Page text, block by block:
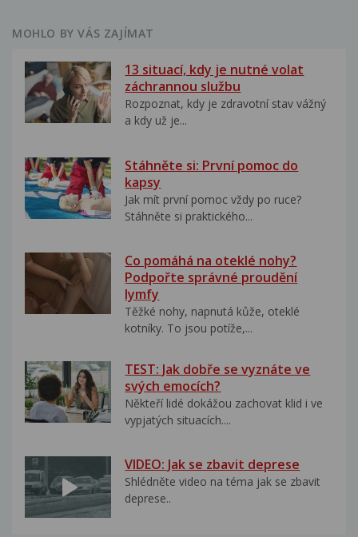
MOHLO BY VÁS ZAJÍMAT
13 situací, kdy je nutné volat
záchrannou službu
Rozpoznat, kdy je zdravotní stav vážný
a kdy už je...
Stáhněte si: První pomoc do
kapsy
Jak mít první pomoc vždy po ruce?
Stáhněte si praktického...
Co pomáhá na oteklé nohy?
Podpořte správné proudění
lymfy
Těžké nohy, napnutá kůže, oteklé
kotníky. To jsou potíže,...
TEST: Jak dobře se vyznáte ve
svých emocích?
Někteří lidé dokážou zachovat klid i ve
vypjatých situacích....
VIDEO: Jak se zbavit deprese
Shlédněte video na téma jak se zbavit
deprese..